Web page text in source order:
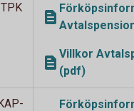
Villkor
(pdf)